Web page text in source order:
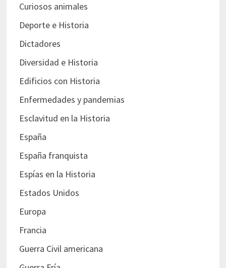
Curiosos animales
Deporte e Historia
Dictadores
Diversidad e Historia
Edificios con Historia
Enfermedades y pandemias
Esclavitud en la Historia
España
España franquista
Espías en la Historia
Estados Unidos
Europa
Francia
Guerra Civil americana